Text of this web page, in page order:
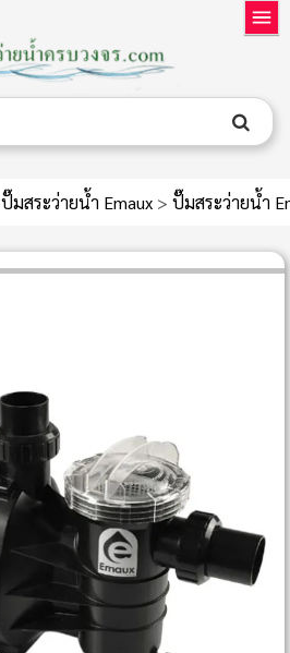
ปั๊มสระว่ายน้ำ Emaux > ปั๊มสระว่ายน้ำ